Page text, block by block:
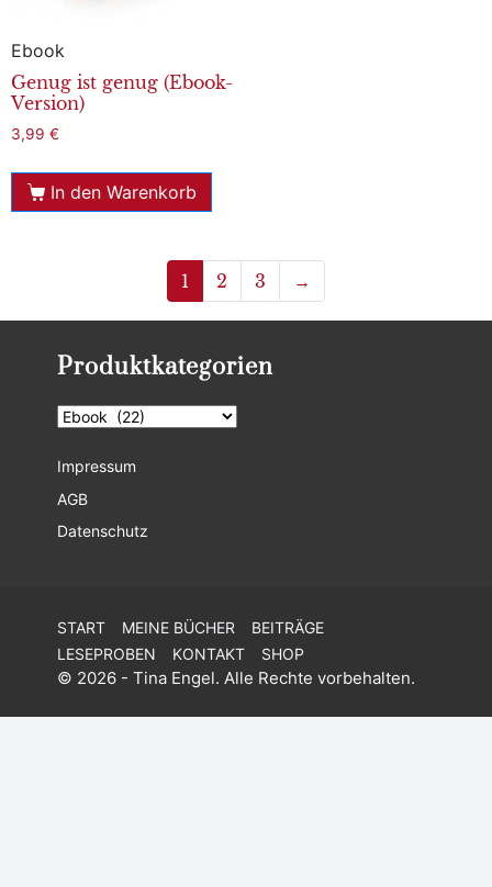
Ebook
Genug ist genug (Ebook-
Version)
3,99 €
In den Warenkorb
1 2 3 →
Produktkategorien
Impressum
AGB
Datenschutz
START MEINE BÜCHER
BEITRÄGE
LESEPROBEN
KONTAKT SHOP
© 2026 - Tina Engel. Alle Rechte vorbehalten.